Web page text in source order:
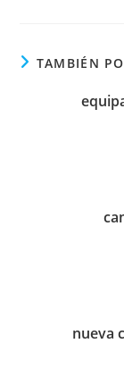
TAMBIÉN
nueva